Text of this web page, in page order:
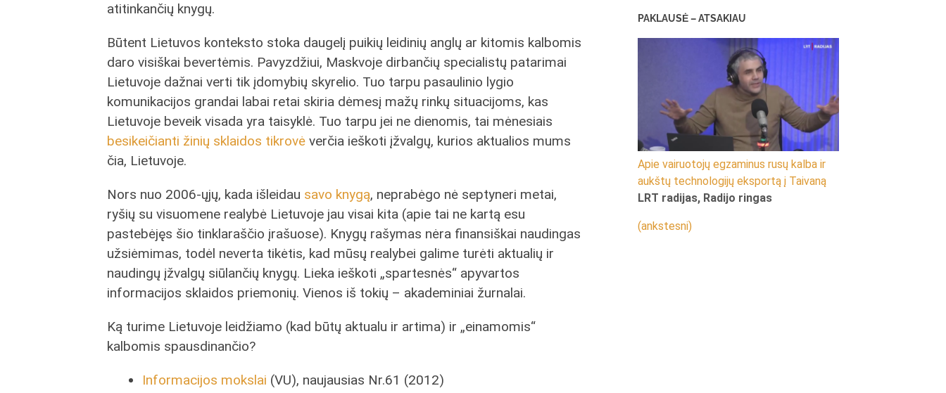
atitinkančių knygų.
Būtent Lietuvos konteksto stoka daugelį puikių leidinių anglų ar kitomis kalbomis
daro visiškai bevertėmis. Pavyzdžiui, Maskvoje dirbančių specialistų patarimai
Lietuvoje dažnai verti tik įdomybių skyrelio. Tuo tarpu pasaulinio lygio
komunikacijos grandai labai retai skiria dėmesį mažų rinkų situacijoms, kas
Lietuvoje beveik visada yra taisyklė. Tuo tarpu jei ne dienomis, tai mėnesiais
besikeičianti žinių sklaidos tikrovė verčia ieškoti įžvalgų, kurios aktualios mums
čia, Lietuvoje.
Nors nuo 2006-ųjų, kada išleidau savo knygą, neprabėgo nė septyneri metai,
ryšių su visuomene realybė Lietuvoje jau visai kita (apie tai ne kartą esu
pastebėjęs šio tinklaraščio įrašuose). Knygų rašymas nėra finansiškai naudingas
užsiėmimas, todėl neverta tikėtis, kad mūsų realybei galime turėti aktualių ir
naudingų įžvalgų siūlančių knygų. Lieka ieškoti „spartesnės“ apyvartos
informacijos sklaidos priemonių. Vienos iš tokių – akademiniai žurnalai.
Ką turime Lietuvoje leidžiamo (kad būtų aktualu ir artima) ir „einamomis“
kalbomis spausdinančio?
Informacijos mokslai (VU), naujausias Nr.61 (2012)
PAKLAUSĖ – ATSAKIAU
Apie vairuotojų egzaminus rusų kalba ir
aukštų technologijų eksportą į Taivaną
LRT radijas, Radijo ringas
(ankstesni)